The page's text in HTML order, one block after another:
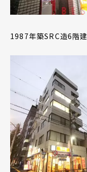
1987年築SRC造6階建